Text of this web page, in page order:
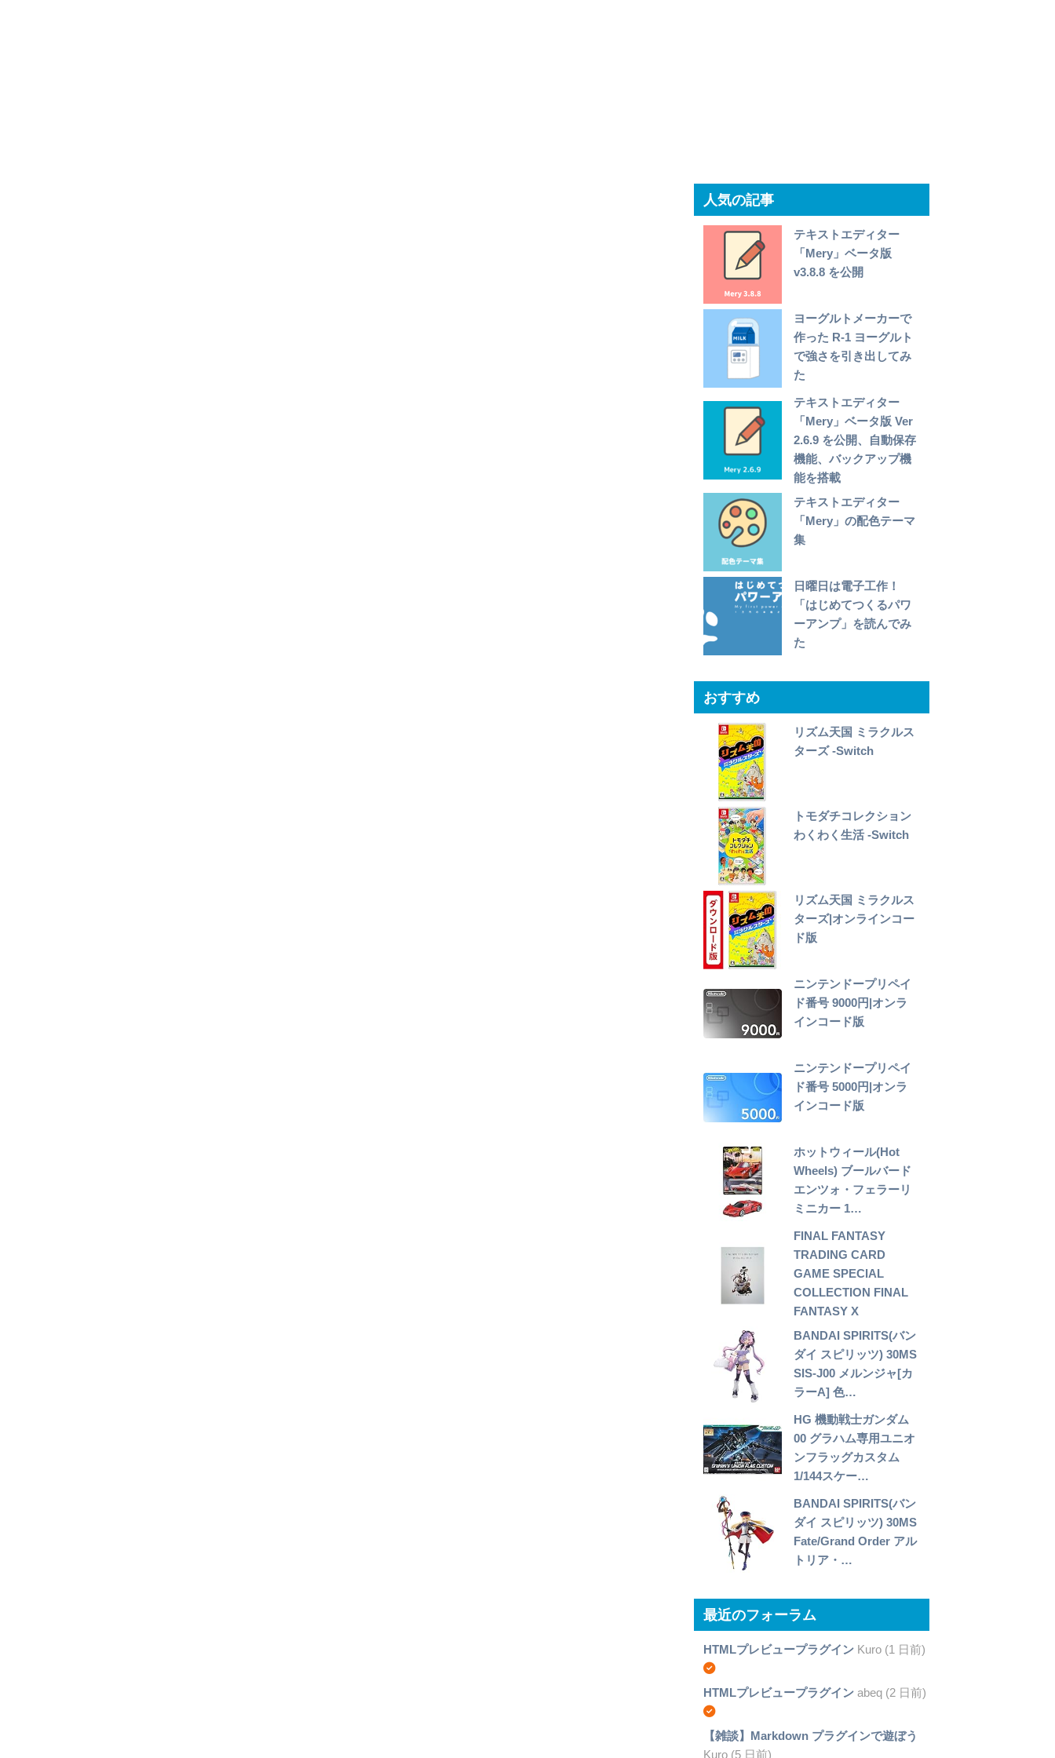
人気の記事
テキストエディター
「Mery」ベータ版
v3.8.8 を公開
ヨーグルトメーカーで
作った R-1 ヨーグルト
で強さを引き出してみ
た
テキストエディター
「Mery」ベータ版 Ver
2.6.9 を公開、自動保存
機能、バックアップ機
能を搭載
テキストエディター
「Mery」の配色テーマ
集
日曜日は電子工作！
「はじめてつくるパワ
ーアンプ」を読んでみ
た
おすすめ
リズム天国 ミラクルス
ターズ -Switch
トモダチコレクション
わくわく生活 -Switch
リズム天国 ミラクルス
ターズ|オンラインコー
ド版
ニンテンドープリペイ
ド番号 9000円|オンラ
インコード版
ニンテンドープリペイ
ド番号 5000円|オンラ
インコード版
ホットウィール(Hot
Wheels) ブールバード
エンツォ・フェラーリ
ミニカー 1…
FINAL FANTASY
TRADING CARD
GAME SPECIAL
COLLECTION FINAL
FANTASY X
BANDAI SPIRITS(バン
ダイ スピリッツ) 30MS
SIS-J00 メルンジャ[カ
ラーA] 色…
HG 機動戦士ガンダム
00 グラハム専用ユニオ
ンフラッグカスタム
1/144スケー…
BANDAI SPIRITS(バン
ダイ スピリッツ) 30MS
Fate/Grand Order アル
トリア・…
最近のフォーラム
HTMLプレビュープラグインKuro (1 日前)
HTMLプレビュープラグインabeq (2 日前)
【雑談】Markdown プラグインで遊ぼう
Kuro (5 日前)